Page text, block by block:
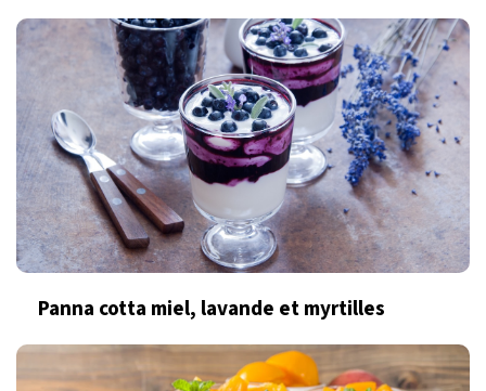
Panna cotta miel, lavande et myrtilles